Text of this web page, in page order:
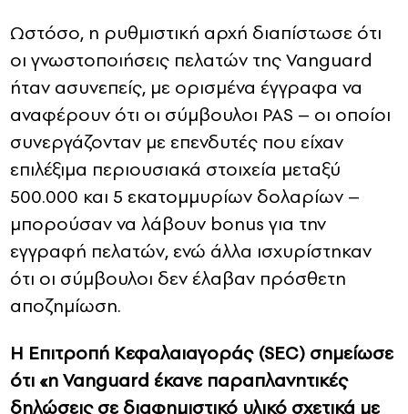
Ωστόσο, η ρυθμιστική αρχή διαπίστωσε ότι
οι γνωστοποιήσεις πελατών της Vanguard
ήταν ασυνεπείς, με ορισμένα έγγραφα να
αναφέρουν ότι οι σύμβουλοι PAS – οι οποίοι
συνεργάζονταν με επενδυτές που είχαν
επιλέξιμα περιουσιακά στοιχεία μεταξύ
500.000 και 5 εκατομμυρίων δολαρίων –
μπορούσαν να λάβουν bonus για την
εγγραφή πελατών, ενώ άλλα ισχυρίστηκαν
ότι οι σύμβουλοι δεν έλαβαν πρόσθετη
αποζημίωση.
Η Επιτροπή Κεφαλαιαγοράς (SEC) σημείωσε
ότι «η Vanguard έκανε παραπλανητικές
δηλώσεις σε διαφημιστικό υλικό σχετικά με